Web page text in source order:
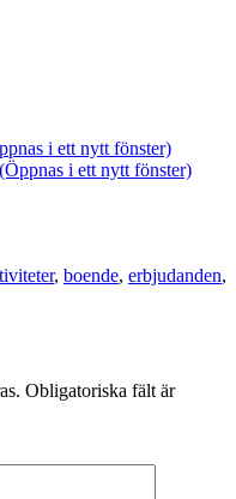
i ett nytt fönster)
i ett nytt fönster)
, boende, erbjudanden,
Obligatoriska fält är